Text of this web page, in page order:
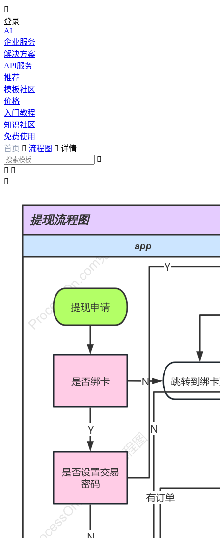

登录
AI
企业服务
解决方案
API服务
推荐
模板社区
价格
入门教程
知识社区
免费使用
首页  流程图  详情

 
